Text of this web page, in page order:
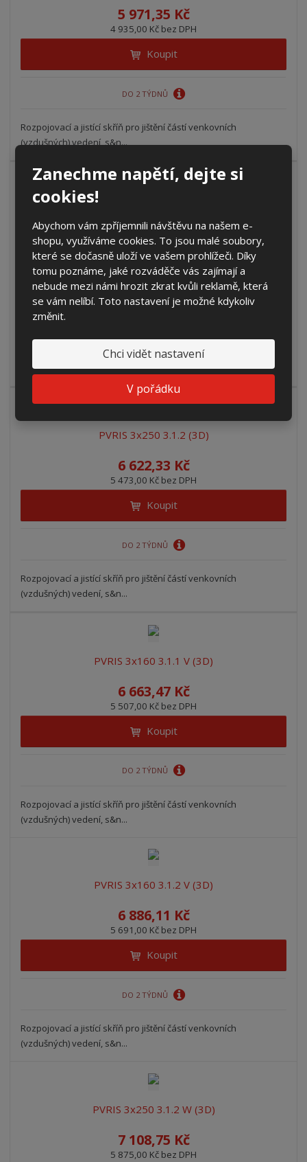
Zanechme napětí, dejte si
cookies!
Abychom vám zpříjemnili návštěvu na našem e-
shopu, využíváme cookies. To jsou malé soubory,
které se dočasně uloží ve vašem prohlížeči. Díky
tomu poznáme, jaké rozváděče vás zajímají a
nebude mezi námi hrozit zkrat kvůli reklamě, která
se vám nelíbí. Toto nastavení je možné kdykoliv
změnit.
Chci vidět nastavení
V pořádku
5 971,35 Kč
4 935,00 Kč bez DPH
Koupit
DO 2 TÝDNŮ
Rozpojovací a jistící skříň pro jištění částí venkovních
(vzdušných) vedení, s&n...
6 093,56 Kč
5 036,00 Kč bez DPH
Koupit
Rozpojovací a jistící skříň pro jištění částí venkovních
(vzdušných) vedení, s&n...
PVRIS 3x250 3.1.2 (3D)
6 622,33 Kč
5 473,00 Kč bez DPH
Koupit
DO 2 TÝDNŮ
Rozpojovací a jistící skříň pro jištění částí venkovních
(vzdušných) vedení, s&n...
PVRIS 3x160 3.1.1 V (3D)
6 663,47 Kč
5 507,00 Kč bez DPH
Koupit
DO 2 TÝDNŮ
Rozpojovací a jistící skříň pro jištění částí venkovních
(vzdušných) vedení, s&n...
PVRIS 3x160 3.1.2 V (3D)
6 886,11 Kč
5 691,00 Kč bez DPH
Koupit
DO 2 TÝDNŮ
Rozpojovací a jistící skříň pro jištění částí venkovních
(vzdušných) vedení, s&n...
PVRIS 3x250 3.1.2 W (3D)
7 108,75 Kč
5 875,00 Kč bez DPH